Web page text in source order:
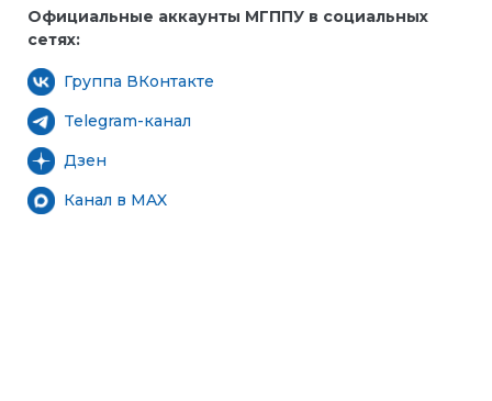
Официальные аккаунты МГППУ в социальных
сетях:
Группа ВКонтакте
Telegram-канал
Дзен
Канал в MAX